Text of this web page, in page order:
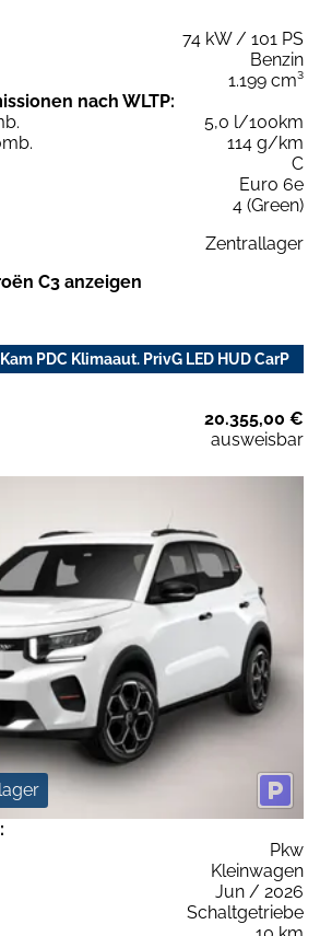
74 kW / 101 PS
Benzin
1.199 cm³
nach WLTP:
5,0 l/100km
114 g/km
C
Euro 6e
4 (Green)
Zentrallager
C3 anzeigen
PDC Klimaaut. PrivG LED HUD CarP
20.355,00 €
ausweisbar
Pkw
Kleinwagen
Jun / 2026
Schaltgetriebe